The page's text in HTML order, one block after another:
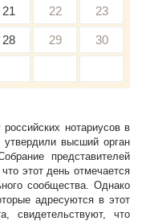
21 22 23
28 29 30
нотариусов в
утвердили высший орган
представителей
этот день отмечается
сообщества. Однако
адресуются в этот
свидетельствуют, что